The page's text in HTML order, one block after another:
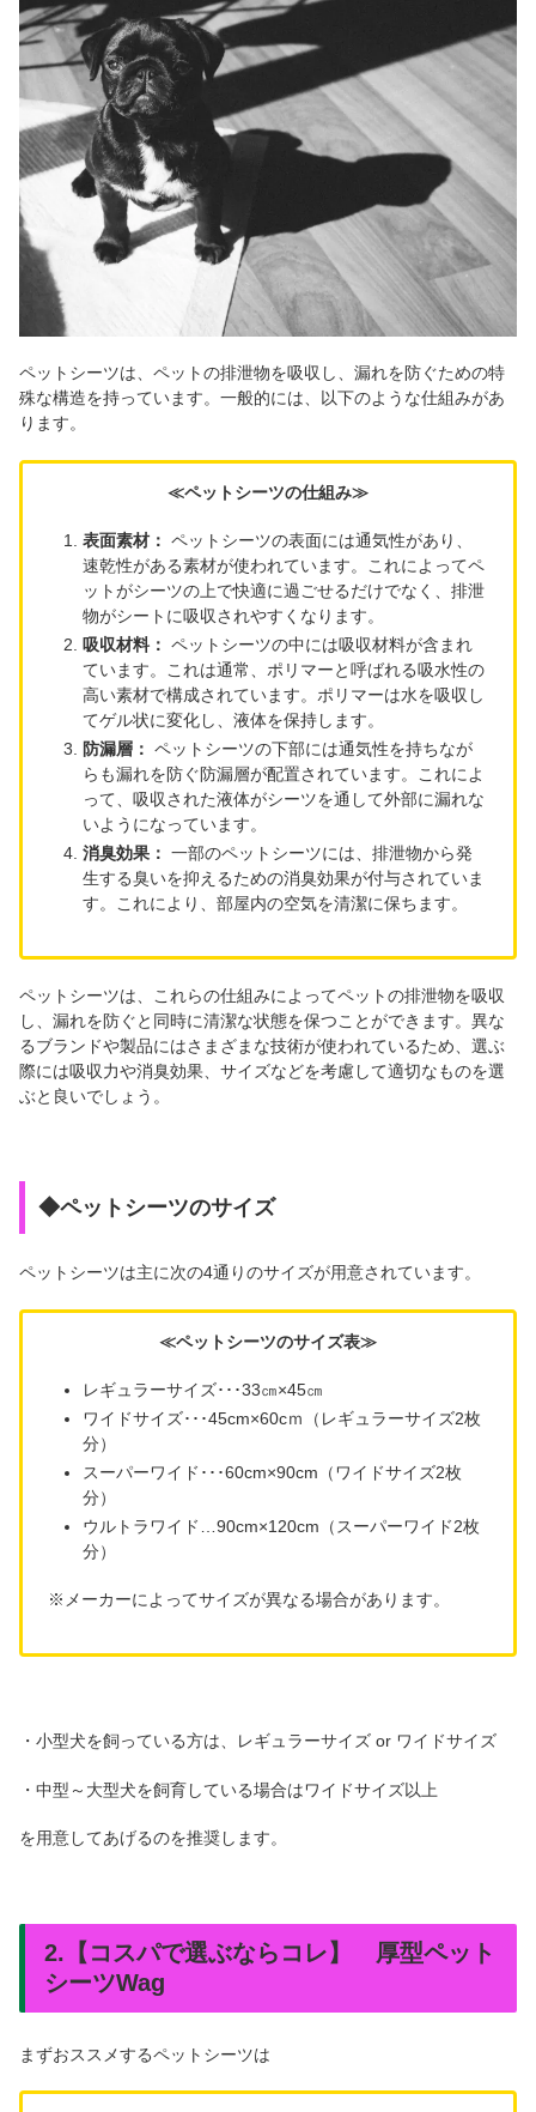
ペットシーツは、ペットの排泄物を吸収し、漏れを防ぐための特
殊な構造を持っています。一般的には、以下のような仕組みがあ
ります。
≪ペットシーツの仕組み≫
表面素材： ペットシーツの表面には通気性があり、
速乾性がある素材が使われています。これによってペ
ットがシーツの上で快適に過ごせるだけでなく、排泄
物がシートに吸収されやすくなります。
吸収材料： ペットシーツの中には吸収材料が含まれ
ています。これは通常、ポリマーと呼ばれる吸水性の
高い素材で構成されています。ポリマーは水を吸収し
てゲル状に変化し、液体を保持します。
防漏層： ペットシーツの下部には通気性を持ちなが
らも漏れを防ぐ防漏層が配置されています。これによ
って、吸収された液体がシーツを通して外部に漏れな
いようになっています。
消臭効果： 一部のペットシーツには、排泄物から発
生する臭いを抑えるための消臭効果が付与されていま
す。これにより、部屋内の空気を清潔に保ちます。
ペットシーツは、これらの仕組みによってペットの排泄物を吸収
し、漏れを防ぐと同時に清潔な状態を保つことができます。異な
るブランドや製品にはさまざまな技術が使われているため、選ぶ
際には吸収力や消臭効果、サイズなどを考慮して適切なものを選
ぶと良いでしょう。
◆ペットシーツのサイズ
ペットシーツは主に次の4通りのサイズが用意されています。
≪ペットシーツのサイズ表≫
レギュラーサイズ･･･33㎝×45㎝
ワイドサイズ･･･45cm×60cｍ（レギュラーサイズ2枚
分）
スーパーワイド･･･60cm×90cm（ワイドサイズ2枚
分）
ウルトラワイド…90cm×120cm（スーパーワイド2枚
分）
※メーカーによってサイズが異なる場合があります。
・小型犬を飼っている方は、レギュラーサイズ or ワイドサイズ
・中型～大型犬を飼育している場合はワイドサイズ以上
を用意してあげるのを推奨します。
2.【コスパで選ぶならコレ】 厚型ペット
シーツWag
まずおススメするペットシーツは